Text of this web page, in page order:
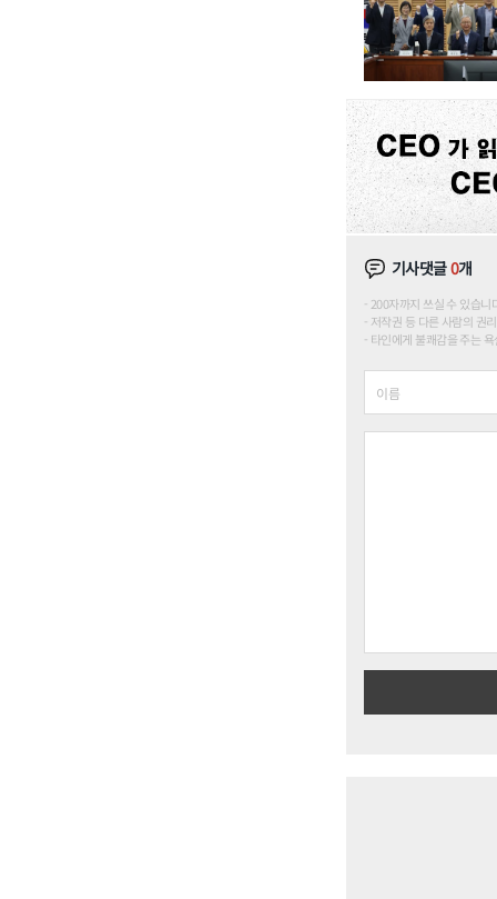
기사댓글0개
200자까지 쓰실 수 있습
저작권 등 다른 사람의 권
타인에게 불쾌감을 주는